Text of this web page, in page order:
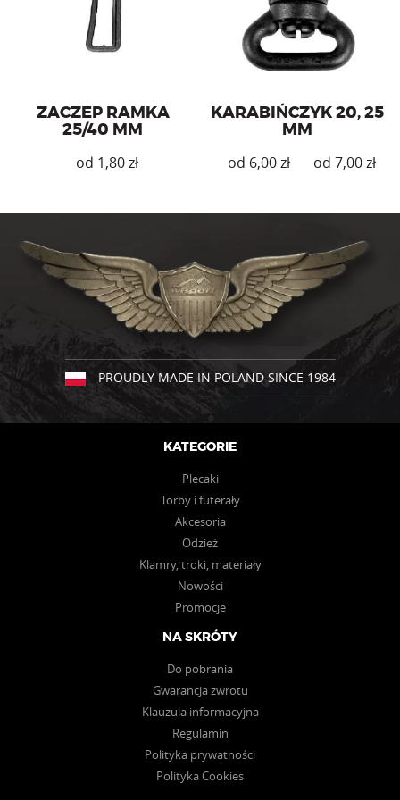
ZACZEP RAMKA
25/40 MM
zł
ma
wariantów.
Opcje
można
wybrać
na
stronie
produktu
KARABIŃCZYK 20, 25
MM
zł zł
ma
wariantów.
Opcje
można
stronie
produktu
PROUDLY MADE IN POLAND SINCE 1984
KATEGORIE
Plecaki
Torby i futerały
Akcesoria
Odzież
Klamry, troki, materiały
Nowości
Promocje
NA SKRÓTY
Do pobrania
Gwarancja zwrotu
Klauzula informacyjna
Regulamin
Polityka prywatności
Polityka Cookies